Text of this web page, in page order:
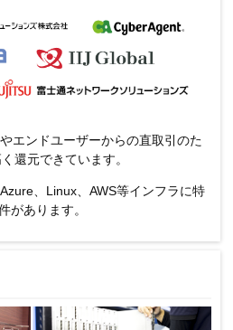
エンドユーザーからの直取引のた
還元できています。
、Linux、AWS等インフラに特
があります。